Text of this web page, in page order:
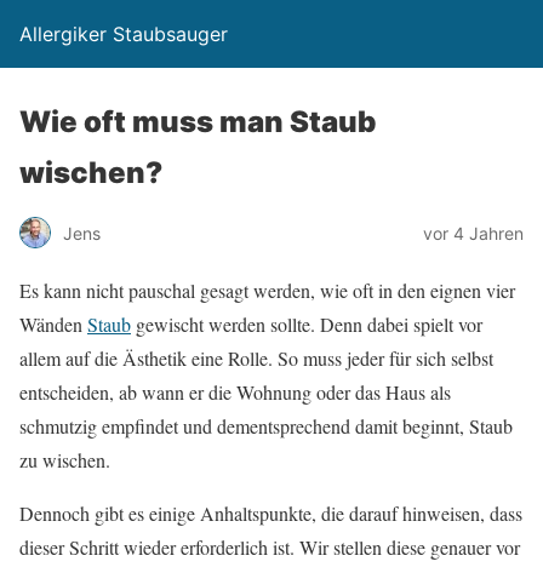
Allergiker Staubsauger
Wie oft muss man Staub
wischen?
Jens vor 4 Jahren
Es kann nicht pauschal gesagt werden, wie oft in den eignen vier
Wänden Staub gewischt werden sollte. Denn dabei spielt vor
allem auf die Ästhetik eine Rolle. So muss jeder für sich selbst
entscheiden, ab wann er die Wohnung oder das Haus als
schmutzig empfindet und dementsprechend damit beginnt, Staub
zu wischen.
Dennoch gibt es einige Anhaltspunkte, die darauf hinweisen, dass
dieser Schritt wieder erforderlich ist. Wir stellen diese genauer vor